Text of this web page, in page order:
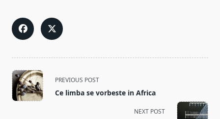
<span
class="nav-
subtitle
PREVIOUS POST
Ce limba se vorbeste in Africa
NEXT POST